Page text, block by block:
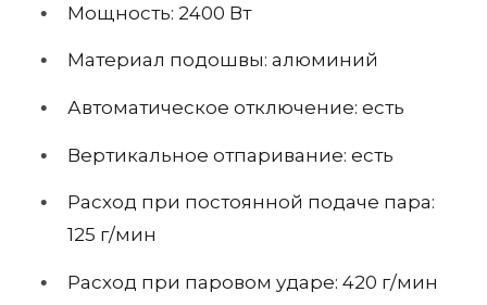
Мощность: 2400 Вт
Материал подошвы: алюминий
Автоматическое отключение: есть
Вертикальное отпаривание: есть
Расход при постоянной подаче пара:
125 г/мин
Расход при паровом ударе: 420 г/мин